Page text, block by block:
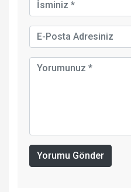
Yorumu Gönder